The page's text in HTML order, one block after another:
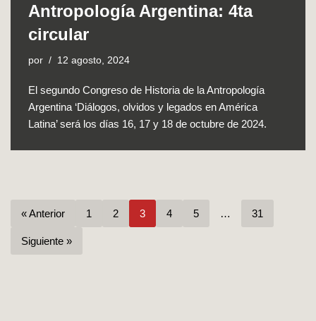
Antropología Argentina: 4ta
circular
por 12 agosto, 2024
El segundo Congreso de Historia de la Antropología
Argentina ‘Diálogos, olvidos y legados en América
Latina’ será los días 16, 17 y 18 de octubre de 2024.
« Anterior 1 2 3 4 5 … 31
Siguiente »